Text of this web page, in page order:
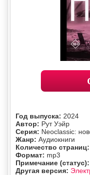
Год выпуска: 2024
Автор: Рут Уэйр
Серия: Neoclassic:
Жанр: Аудиокниги
Количество страниц:
Формат: mp3
Примечание (статус):
Другая версия: